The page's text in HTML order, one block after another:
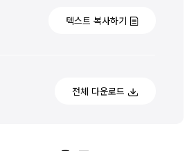
텍스트 복사하기
전체 다운로드